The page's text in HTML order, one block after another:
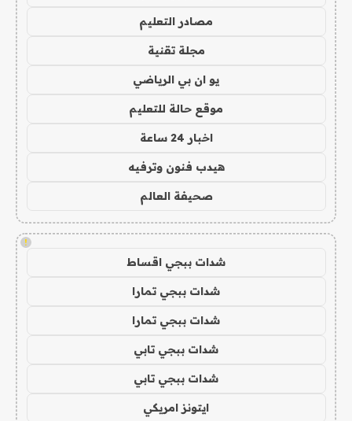
مصادر التعليم
مجلة تقنية
يو ان بي الرياضي
موقع حالة للتعليم
اخبار 24 ساعة
هيدب فنون وترفيه
صحيفة العالم
!
شدات ببجي اقساط
شدات ببجي تمارا
شدات ببجي تمارا
شدات ببجي تابي
شدات ببجي تابي
ايتونز امريكي